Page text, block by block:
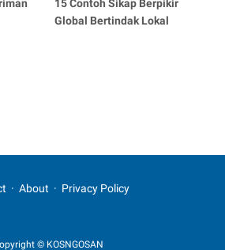
15 Contoh Sikap Berpikir
Global Bertindak Lokal
About Privacy Policy
© KOSNGOSAN